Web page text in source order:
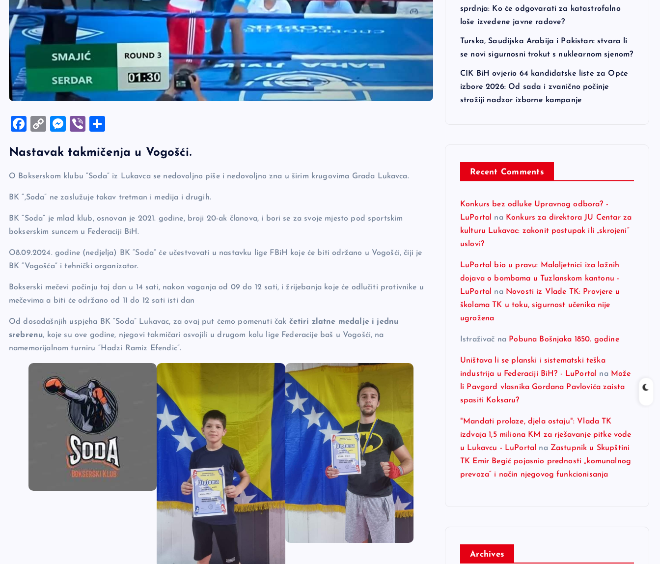
F
c
e
o
o
k
C
p
y
n
k
M
se
n
er
Vi
er ar
e
Nastavak takmičenja u Vogošći.
O Bokserskom klubu “Soda” iz Lukavca se nedovoljno piše i nedovoljno zna u širim krugovima Grada Lukavca.
BK “,Soda” ne zaslužuje takav tretman i medija i drugih.
BK “Soda” je mlad klub, osnovan je 2021. godine, broji 20-ak članova, i bori se za svoje mjesto pod sportskim
bokserskim suncem u Federaciji BiH.
O8.09.2024. godine (nedjelja) BK “Soda” će učestvovati u nastavku lige FBiH koje će biti održano u Vogošći, čiji je
BK “Vogošća” i tehnički organizator.
Bokserski mečevi počinju taj dan u 14 sati, nakon vaganja od 09 do 12 sati, i žrijebanja koje će odlučiti protivnike u
mečevima a biti će održano od 11 do 12 sati isti dan
Od dosadašnjih uspjeha BK “Soda” Lukavac, za ovaj put ćemo pomenuti čak četiri zlatne medalje i jednu
srebrenu, koje su ove godine, njegovi takmičari osvojili u drugom kolu lige Federacije baš u Vogošći, na
namemorijalnom turniru “Hadzi Ramiz Efendic”.
sprdnja: Ko će odgovarati za katastrofalno
loše izvedene javne radove?
Turska, Saudijska Arabija i Pakistan: stvara li
se novi sigurnosni trokut s nuklearnom sjenom?
CIK BiH ovjerio 64 kandidatske liste za Opće
izbore 2026: Od sada i zvanično počinje
strožiji nadzor izborne kampanje
Recent Comments
Konkurs bez odluke Upravnog odbora? -
LuPortal
na Konkurs za direktora JU Centar za
kulturu Lukavac: zakonit postupak ili „skrojeni“
uslovi?
LuPortal bio u pravu: Maloljetnici iza lažnih
dojava o bombama u Tuzlanskom kantonu -
LuPortal
na Novosti iz Vlade TK: Provjere u
školama TK u toku, sigurnost učenika nije
ugrožena
Istraživač na Pobuna Bošnjaka 1850. godine
Uništava li se planski i sistematski teška
industrija u Federaciji BiH? - LuPortal
na Može
li Pavgord vlasnika Gordana Pavlovića zaista
spasiti Koksaru?
"Mandati prolaze, djela ostaju": Vlada TK
izdvaja 1,5 miliona KM za rješavanje pitke vode
u Lukavcu - LuPortal
na Zastupnik u Skupštini
TK Emir Begić pojasnio prednosti „komunalnog
prevoza“ i način njegovog funkcionisanja
Archives